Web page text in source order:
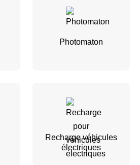
Photomaton
Recharge véhicules
électriques